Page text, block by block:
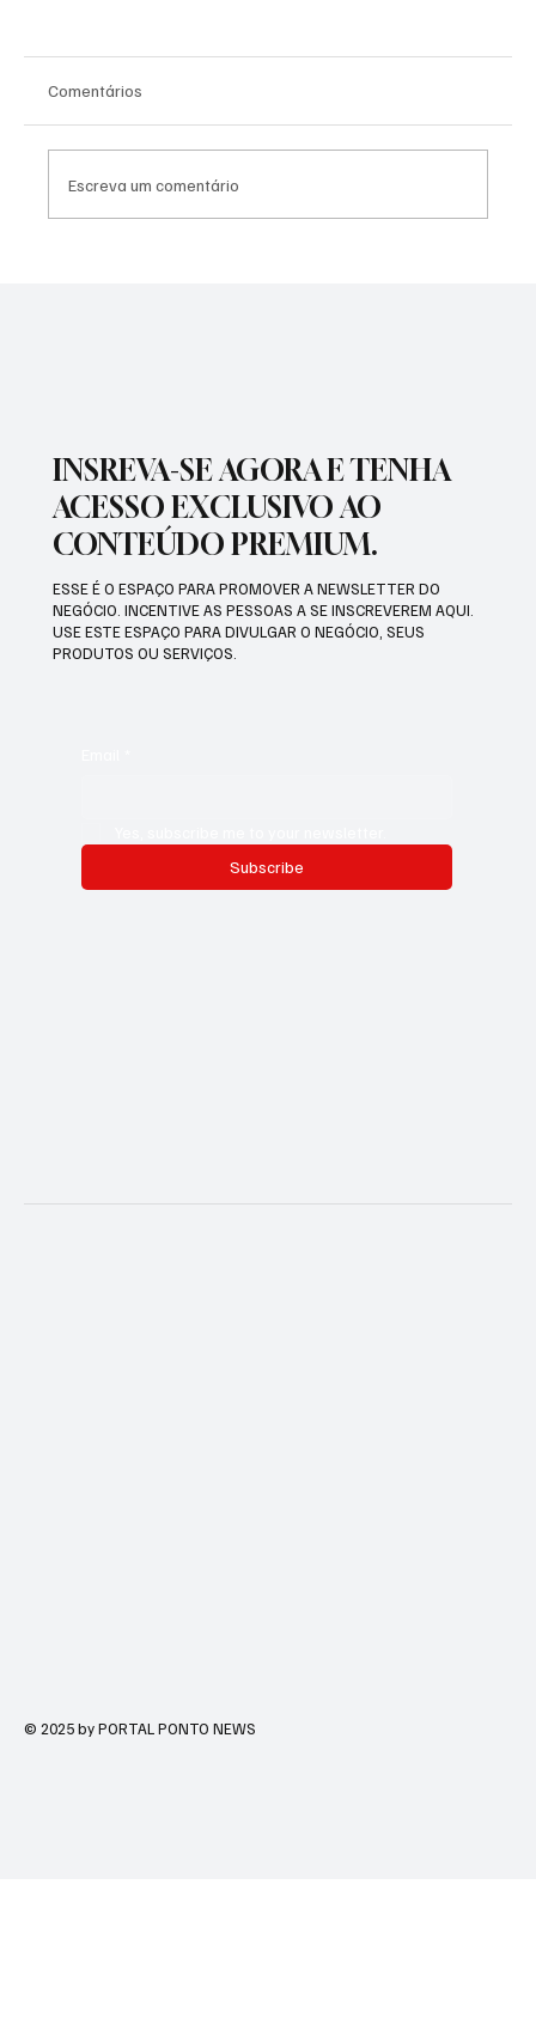
Comentários
Escreva um comentário
INSREVA-SE AGORA E TENHA
ACESSO EXCLUSIVO AO
CONTEÚDO PREMIUM.
ESSE É O ESPAÇO PARA PROMOVER A NEWSLETTER DO
NEGÓCIO. INCENTIVE AS PESSOAS A SE INSCREVEREM AQUI.
USE ESTE ESPAÇO PARA DIVULGAR O NEGÓCIO, SEUS
PRODUTOS OU SERVIÇOS.
Subscribe
© 2025 by PORTAL PONTO NEWS